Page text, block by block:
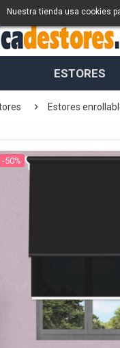
Nuestra tienda usa cookies
ESTORES
 Estores
-50%